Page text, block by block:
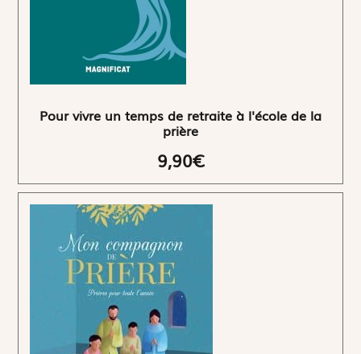
Pour vivre un temps de retraite à l'école de la
prière
9,90€